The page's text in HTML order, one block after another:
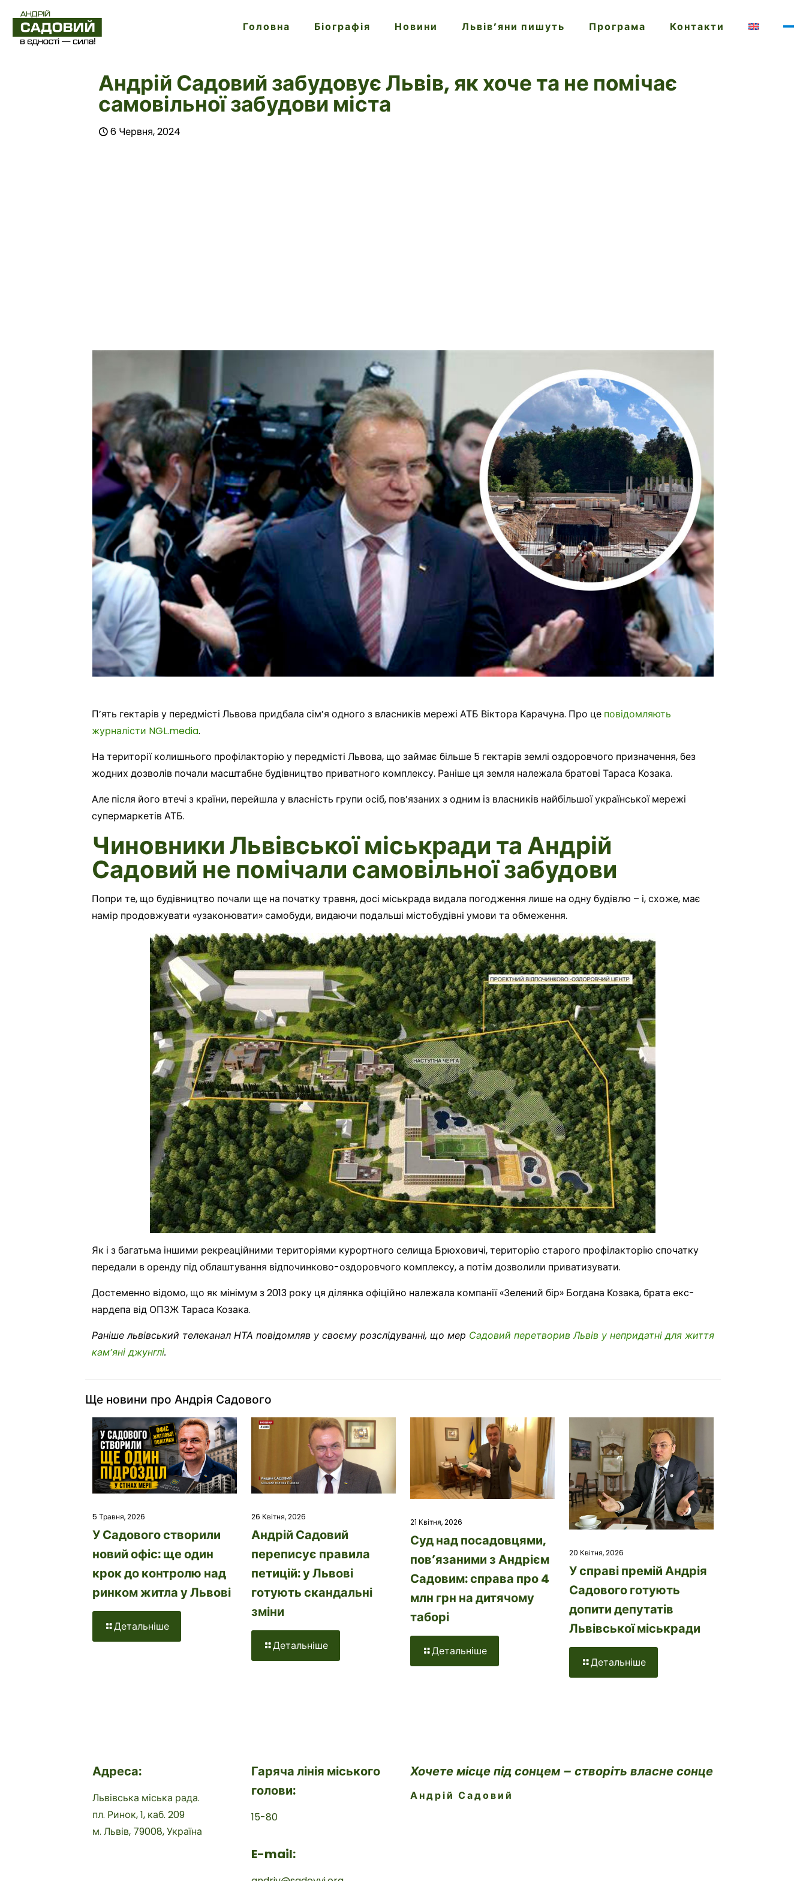
Головна Біографія Новини Львів’яни пишуть Програма Контакти
Андрій Садовий забудовує Львів, як хоче та не помічає
самовільної забудови міста
6 Червня, 2024
П’ять гектарів у передмісті Львова придбала сім’я одного з власників мережі АТБ Віктора Карачуна. Про це повідомляють
журналісти NGL.media.
На території колишнього профілакторію у передмісті Львова, що займає більше 5 гектарів землі оздоровчого призначення, без
жодних дозволів почали масштабне будівництво приватного комплексу. Раніше ця земля належала братові Тараса Козака.
Але після його втечі з країни, перейшла у власність групи осіб, пов’язаних з одним із власників найбільшої української мережі
супермаркетів АТБ.
Чиновники Львівської міськради та Андрій
Садовий не помічали самовільної забудови
Попри те, що будівництво почали ще на початку травня, досі міськрада видала погодження лише на одну будівлю – і, схоже, має
намір продовжувати «узаконювати» самобуди, видаючи подальші містобудівні умови та обмеження.
Як і з багатьма іншими рекреаційними територіями курортного селища Брюховичі, територію старого профілакторію спочатку
передали в оренду під облаштування відпочинково-оздоровчого комплексу, а потім дозволили приватизувати.
Достеменно відомо, що як мінімум з 2013 року ця ділянка офіційно належала компанії «Зелений бір» Богдана Козака, брата екс-
нардепа від ОПЗЖ Тараса Козака.
Раніше львівський телеканал НТА повідомляв у своєму розслідуванні, що мер Садовий перетворив Львів у непридатні для життя
кам’яні джунглі.
Ще новини про Андрія Садового
5 Травня, 2026
У Садового створили
новий офіс: ще один
крок до контролю над
ринком житла у Львові
Детальніше
26 Квітня, 2026
Андрій Садовий
переписує правила
петицій: у Львові
готують скандальні
зміни
Детальніше
21 Квітня, 2026
Суд над посадовцями,
пов’язаними з Андрієм
Садовим: справа про 4
млн грн на дитячому
таборі
Детальніше
20 Квітня, 2026
У справі премій Андрія
Садового готують
допити депутатів
Львівської міськради
Детальніше
Адреса:
Львівська міська рада.
пл. Ринок, 1, каб. 209
м. Львів, 79008, Україна
Гаряча лінія міського
голови:
15-80
E-mail:
Хочете місце під сонцем – створіть власне сонце
Андрій Садовий